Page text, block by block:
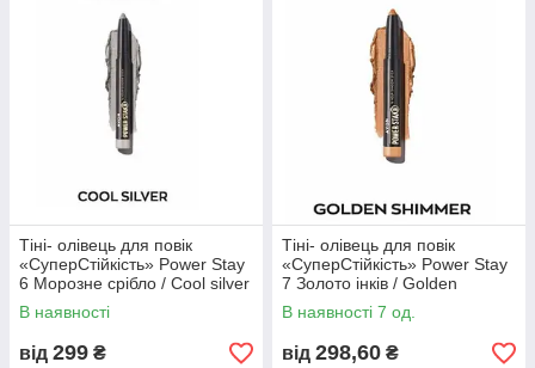
Тіні- олівець для повік
«СуперСтійкість» Power Stay
6 Морозне срібло / Cool silver
В наявності
від 299 ₴
Тіні- олівець для повік
«СуперСтійкість» Power Stay
7 Золото інків / Golden
Shsmmer
В наявності 7 од.
від 298,60 ₴